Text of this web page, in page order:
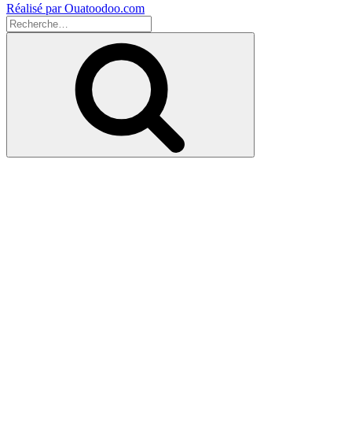
Réalisé par Ouatoodoo.com
Recherche
pour